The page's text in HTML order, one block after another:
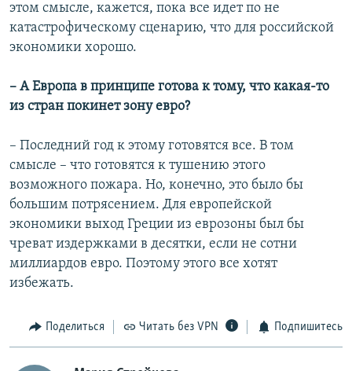
этом смысле, кажется, пока все идет по не
катастрофическому сценарию, что для российской
экономики хорошо.
– А Европа в принципе готова к тому, что какая-то
из стран покинет зону евро?
– Последний год к этому готовятся все. В том
смысле – что готовятся к тушению этого
возможного пожара. Но, конечно, это было бы
большим потрясением. Для европейской
экономики выход Греции из еврозоны был бы
чреват издержками в десятки, если не сотни
миллиардов евро. Поэтому этого все хотят
избежать.
Поделиться Читать без VPN Подпишитесь